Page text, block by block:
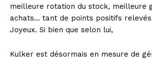
meilleure rotation du stock, meilleure
achats… tant de points positifs
Joyeux. Si bien que selon lui,
Kulker est désormais en mesure de